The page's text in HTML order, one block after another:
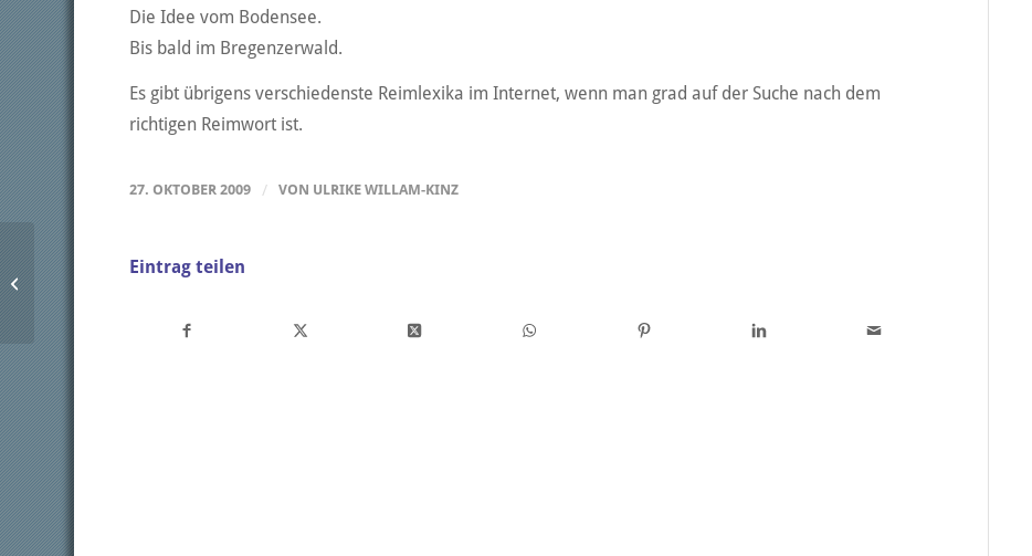
Die Idee vom Bodensee.
Bis bald im Bregenzerwald.
Es gibt übrigens verschiedenste Reimlexika im Internet, wenn man grad auf der Suche nach dem
richtigen Reimwort ist.
27. OKTOBER 2009 / VON ULRIKE WILLAM-KINZ
Eintrag teilen
Aus unserer Schreibwerkstatt: Wie
finde ich die passende Überschrift?